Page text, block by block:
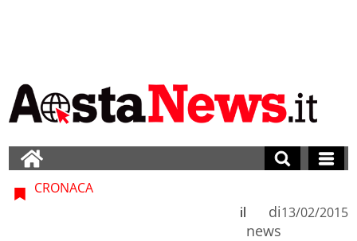
CRONACA
di
news
il 13/02/2015